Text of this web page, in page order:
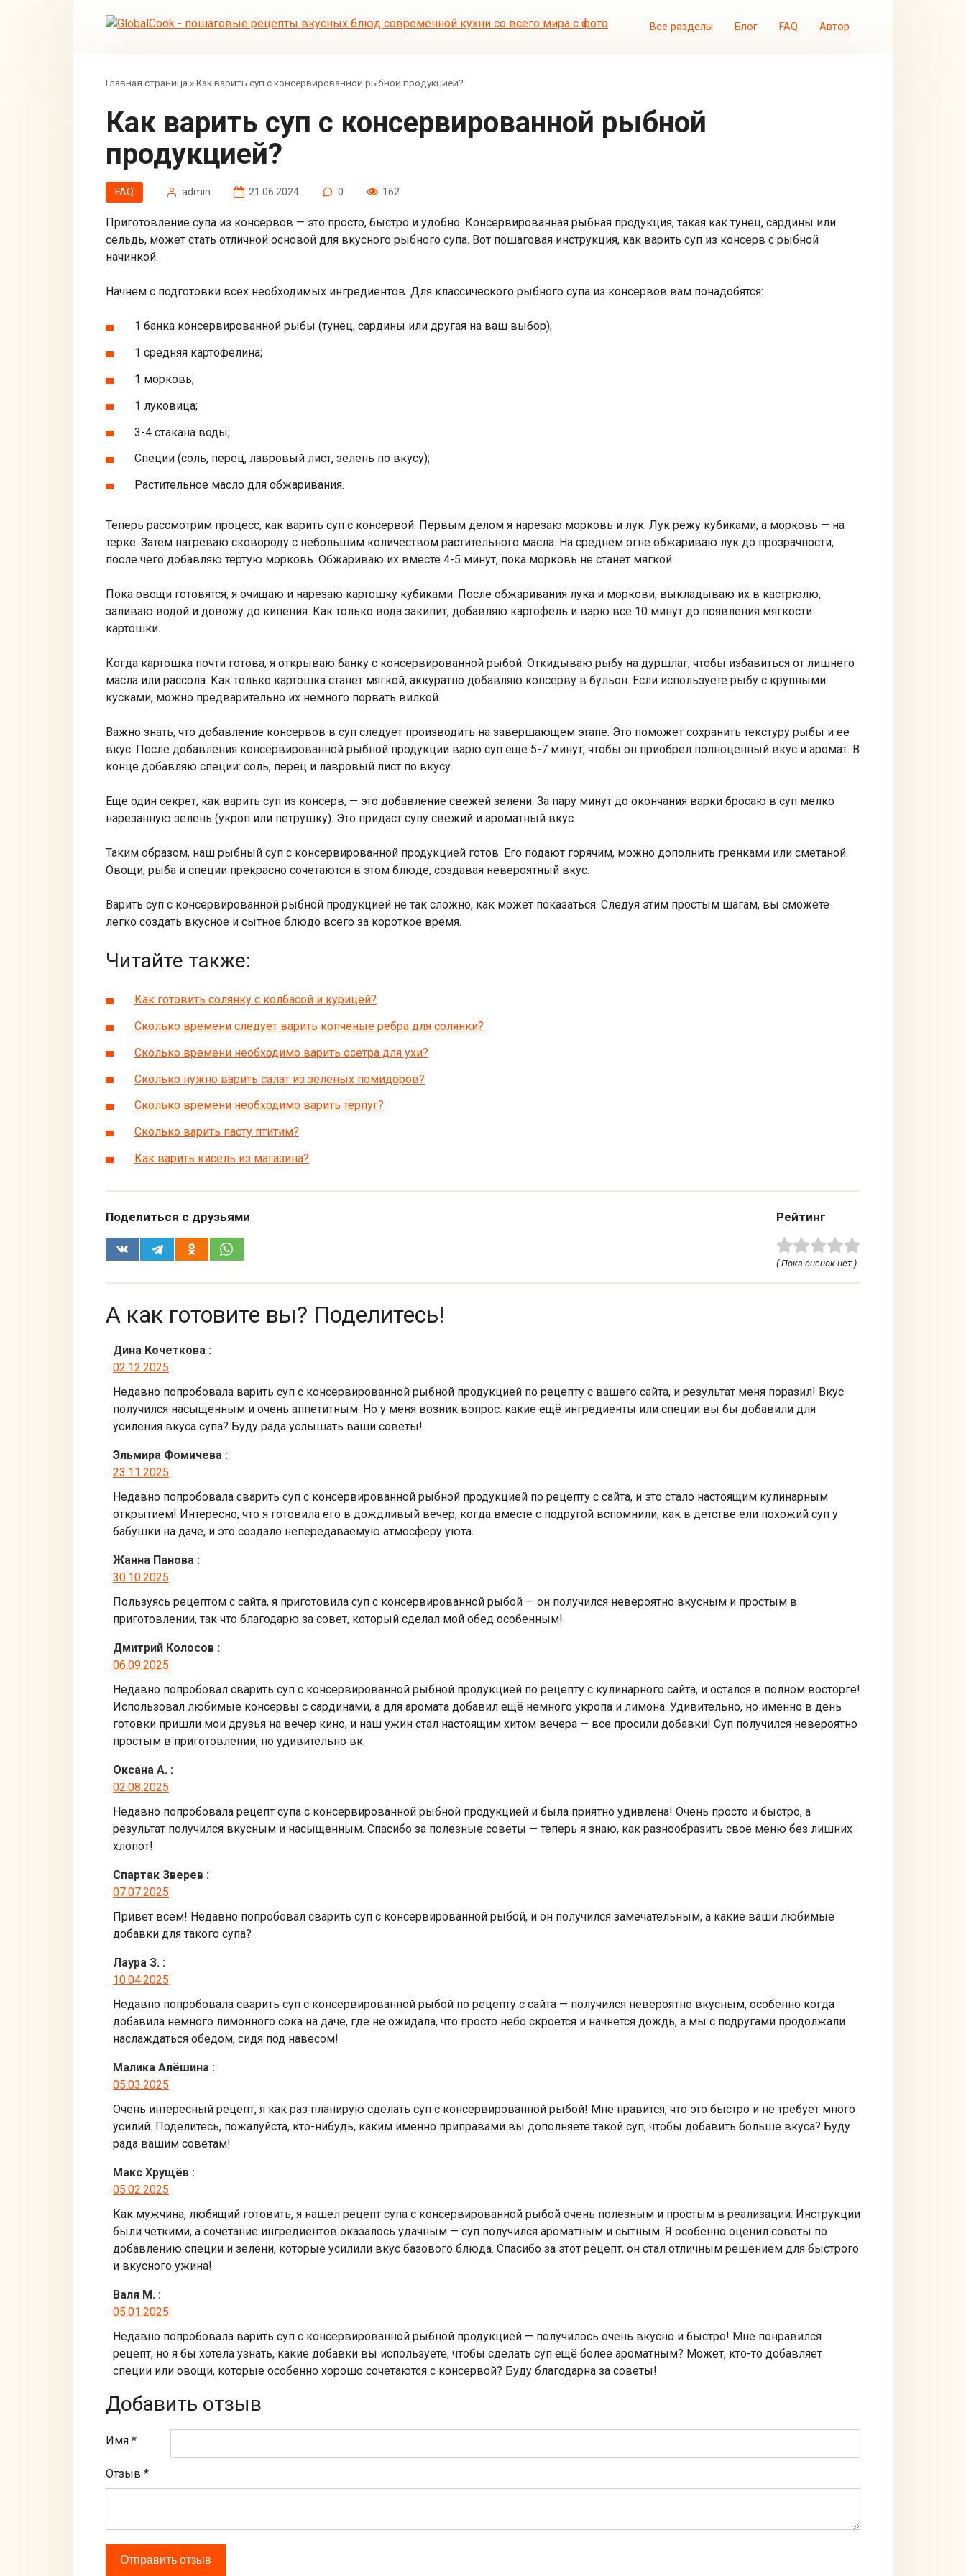
Все разделы Блог FAQ Автор
Главная страница »Как варить суп с консервированной рыбной продукцией?
Как варить суп с консервированной рыбной
продукцией?
FAQ admin 21.06.2024 0 162
Приготовление супа из консервов — это просто, быстро и удобно. Консервированная рыбная продукция, такая как тунец, сардины или
сельдь, может стать отличной основой для вкусного рыбного супа. Вот пошаговая инструкция, как варить суп из консерв с рыбной
начинкой.
Начнем с подготовки всех необходимых ингредиентов. Для классического рыбного супа из консервов вам понадобятся:
1 банка консервированной рыбы (тунец, сардины или другая на ваш выбор);
1 средняя картофелина;
1 морковь;
1 луковица;
3-4 стакана воды;
Специи (соль, перец, лавровый лист, зелень по вкусу);
Растительное масло для обжаривания.
Теперь рассмотрим процесс, как варить суп с консервой. Первым делом я нарезаю морковь и лук. Лук режу кубиками, а морковь — на
терке. Затем нагреваю сковороду с небольшим количеством растительного масла. На среднем огне обжариваю лук до прозрачности,
после чего добавляю тертую морковь. Обжариваю их вместе 4-5 минут, пока морковь не станет мягкой.
Пока овощи готовятся, я очищаю и нарезаю картошку кубиками. После обжаривания лука и моркови, выкладываю их в кастрюлю,
заливаю водой и довожу до кипения. Как только вода закипит, добавляю картофель и варю все 10 минут до появления мягкости
картошки.
Когда картошка почти готова, я открываю банку с консервированной рыбой. Откидываю рыбу на дуршлаг, чтобы избавиться от лишнего
масла или рассола. Как только картошка станет мягкой, аккуратно добавляю консерву в бульон. Если используете рыбу с крупными
кусками, можно предварительно их немного порвать вилкой.
Важно знать, что добавление консервов в суп следует производить на завершающем этапе. Это поможет сохранить текстуру рыбы и ее
вкус. После добавления консервированной рыбной продукции варю суп еще 5-7 минут, чтобы он приобрел полноценный вкус и аромат. В
конце добавляю специи: соль, перец и лавровый лист по вкусу.
Еще один секрет, как варить суп из консерв, — это добавление свежей зелени. За пару минут до окончания варки бросаю в суп мелко
нарезанную зелень (укроп или петрушку). Это придаст супу свежий и ароматный вкус.
Таким образом, наш рыбный суп с консервированной продукцией готов. Его подают горячим, можно дополнить гренками или сметаной.
Овощи, рыба и специи прекрасно сочетаются в этом блюде, создавая невероятный вкус.
Варить суп с консервированной рыбной продукцией не так сложно, как может показаться. Следуя этим простым шагам, вы сможете
легко создать вкусное и сытное блюдо всего за короткое время.
Читайте также:
Как готовить солянку с колбасой и курицей?
Сколько времени следует варить копченые ребра для солянки?
Сколько времени необходимо варить осетра для ухи?
Сколько нужно варить салат из зеленых помидоров?
Сколько времени необходимо варить терпуг?
Сколько варить пасту птитим?
Как варить кисель из магазина?
Поделиться с друзьями Рейтинг
( Пока оценок нет )
А как готовите вы? Поделитесь!
Дина Кочеткова :
02.12.2025
Недавно попробовала варить суп с консервированной рыбной продукцией по рецепту с вашего сайта, и результат меня поразил! Вкус
получился насыщенным и очень аппетитным. Но у меня возник вопрос: какие ещё ингредиенты или специи вы бы добавили для
усиления вкуса супа? Буду рада услышать ваши советы!
Эльмира Фомичева :
23.11.2025
Недавно попробовала сварить суп с консервированной рыбной продукцией по рецепту с сайта, и это стало настоящим кулинарным
открытием! Интересно, что я готовила его в дождливый вечер, когда вместе с подругой вспомнили, как в детстве ели похожий суп у
бабушки на даче, и это создало непередаваемую атмосферу уюта.
Жанна Панова :
30.10.2025
Пользуясь рецептом с сайта, я приготовила суп с консервированной рыбой — он получился невероятно вкусным и простым в
приготовлении, так что благодарю за совет, который сделал мой обед особенным!
Дмитрий Колосов :
06.09.2025
Недавно попробовал сварить суп с консервированной рыбной продукцией по рецепту с кулинарного сайта, и остался в полном восторге!
Использовал любимые консервы с сардинами, а для аромата добавил ещё немного укропа и лимона. Удивительно, но именно в день
готовки пришли мои друзья на вечер кино, и наш ужин стал настоящим хитом вечера — все просили добавки! Суп получился невероятно
простым в приготовлении, но удивительно вк
Оксана А. :
02.08.2025
Недавно попробовала рецепт супа с консервированной рыбной продукцией и была приятно удивлена! Очень просто и быстро, а
результат получился вкусным и насыщенным. Спасибо за полезные советы — теперь я знаю, как разнообразить своё меню без лишних
хлопот!
Спартак Зверев :
07.07.2025
Привет всем! Недавно попробовал сварить суп с консервированной рыбой, и он получился замечательным, а какие ваши любимые
добавки для такого супа?
Лаура З. :
10.04.2025
Недавно попробовала сварить суп с консервированной рыбой по рецепту с сайта — получился невероятно вкусным, особенно когда
добавила немного лимонного сока на даче, где не ожидала, что просто небо скроется и начнется дождь, а мы с подругами продолжали
наслаждаться обедом, сидя под навесом!
Малика Алёшина :
05.03.2025
Очень интересный рецепт, я как раз планирую сделать суп с консервированной рыбой! Мне нравится, что это быстро и не требует много
усилий. Поделитесь, пожалуйста, кто-нибудь, каким именно приправами вы дополняете такой суп, чтобы добавить больше вкуса? Буду
рада вашим советам!
Макс Хрущёв :
05.02.2025
Как мужчина, любящий готовить, я нашел рецепт супа с консервированной рыбой очень полезным и простым в реализации. Инструкции
были четкими, а сочетание ингредиентов оказалось удачным — суп получился ароматным и сытным. Я особенно оценил советы по
добавлению специи и зелени, которые усилили вкус базового блюда. Спасибо за этот рецепт, он стал отличным решением для быстрого
и вкусного ужина!
Валя М. :
05.01.2025
Недавно попробовала варить суп с консервированной рыбной продукцией — получилось очень вкусно и быстро! Мне понравился
рецепт, но я бы хотела узнать, какие добавки вы используете, чтобы сделать суп ещё более ароматным? Может, кто-то добавляет
специи или овощи, которые особенно хорошо сочетаются с консервой? Буду благодарна за советы!
Добавить отзыв
Имя *
Отзыв *